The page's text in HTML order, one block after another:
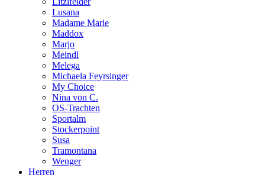
Lusana
Madame Marie
Maddox
Marjo
Meindl
Melega
Michaela Feyrsinger
My Choice
Nina von C.
OS-Trachten
Sportalm
Stockerpoint
Susa
Tramontana
Wenger
Herren